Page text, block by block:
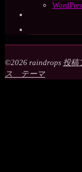
©2026 raindrops 投稿
ス テーマ